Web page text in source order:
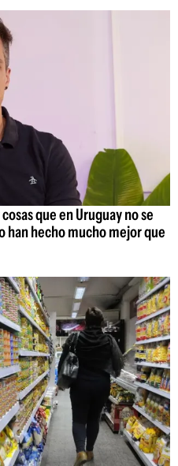
que en Uruguay no se
han hecho mucho mejor que